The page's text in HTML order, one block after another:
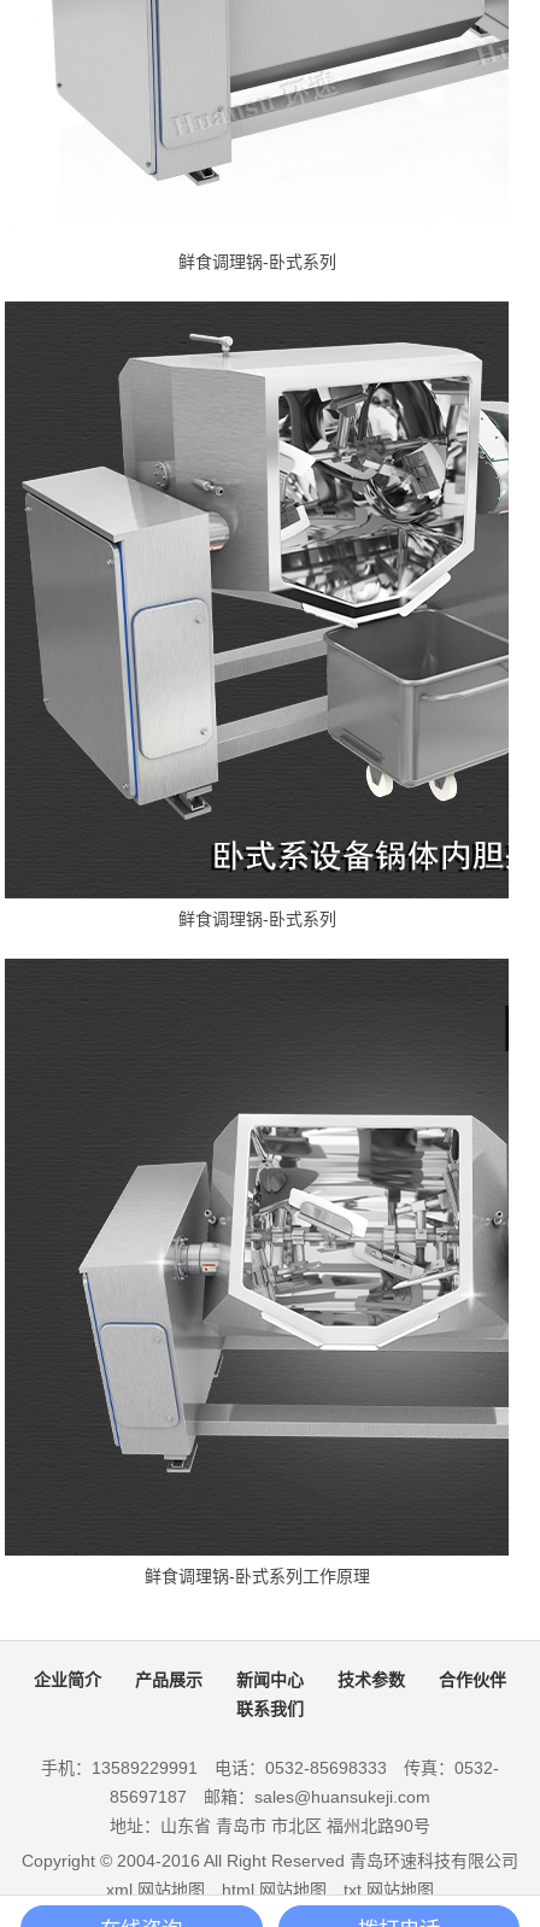
鲜食调理锅-卧式系列
鲜食调理锅-卧式系列
鲜食调理锅-卧式系列工作原理
企业简介 产品展示 新闻中心 技术参数
合作伙伴
联系我们
手机：13589229991 电话：0532-85698333 传真：0532-
85697187 邮箱：sales@huansukeji.com
地址：山东省 青岛市 市北区 福州北路90号
Copyright © 2004-2016 All Right Reserved 青岛环速科技有限公司
xml.网站地图
html.网站地图
txt.网站地图
鲁ICP备12021030号-5